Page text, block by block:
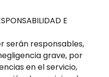
E
serán responsables,
grave, por
en el servicio,